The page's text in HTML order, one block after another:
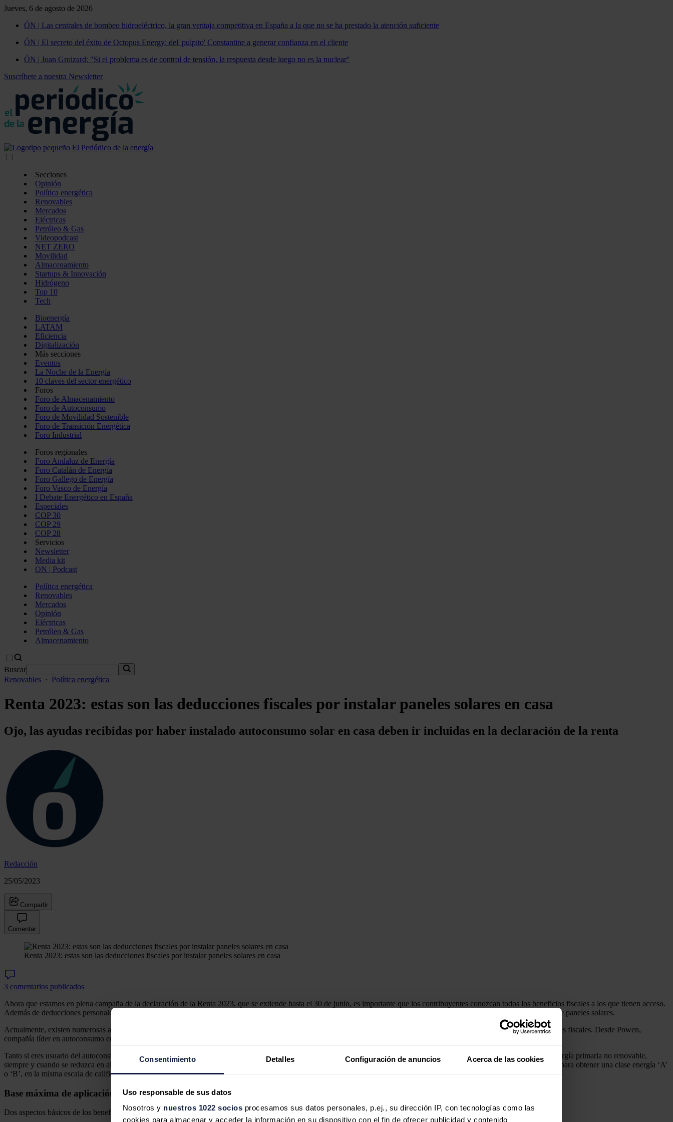
Consentimiento Detalles Configuración de anuncios Acerca de las cookies
Uso responsable de sus datos
Nosotros y nuestros 1022 socios procesamos sus datos personales, p.ej., su dirección IP, con tecnologías como las
cookies para almacenar y acceder la información en su dispositivo con el fin de ofrecer publicidad y contenido
Jueves, 6 de agosto de 2026
ÓN | Las centrales de bombeo hidroeléctrico, la gran ventaja competitiva en España a la que no se ha prestado la atención suficiente
ÓN | El secreto del éxito de Octopus Energy: del 'pulpito' Constantine a generar confianza en el cliente
ÓN | Joan Groizard: "Si el problema es de control de tensión, la respuesta desde luego no es la nuclear"
Suscríbete a nuestra Newsletter
Secciones
Opinión
Política energética
Renovables
Mercados
Eléctricas
Petróleo & Gas
Videopodcast
NET ZERO
Movilidad
Almacenamiento
Startups & Innovación
Hidrógeno
Top 10
Tech
Bioenergía
LATAM
Eficiencia
Digitalización
Más secciones
Eventos
La Noche de la Energía
10 claves del sector energético
Foros
Foro de Almacenamiento
Foro de Autoconsumo
Foro de Movilidad Sostenible
Foro de Transición Energética
Foro Industrial
Foros regionales
Foro Andaluz de Energía
Foro Catalán de Energía
Foro Gallego de Energía
Foro Vasco de Energía
I Debate Energético en España
Especiales
COP 30
COP 29
COP 28
Servicios
Newsletter
Media kit
ON | Podcast
Política energética
Renovables
Mercados
Opinión
Eléctricas
Petróleo & Gas
Almacenamiento
Buscar
Renovables · Política energética
Renta 2023: estas son las deducciones fiscales por instalar paneles solares en casa
Ojo, las ayudas recibidas por haber instalado autoconsumo solar en casa deben ir incluidas en la declaración de la renta
Redacción
25/05/2023
Compartir
Comentar
Renta 2023: estas son las deducciones fiscales por instalar paneles solares en casa
3 comentarios publicados
Ahora que estamos en plena campaña de la declaración de la Renta 2023, que se extiende hasta el 30 de junio, es importante que los contribuyentes conozcan todos los beneficios fiscales a los que tienen acceso.
Además de deducciones personales, por vivienda, por gastos educativos o por inversiones, entre otros, existen beneficios fiscales en la declaración de la renta por la instalación de paneles solares.
Actualmente, existen numerosas ayudas y subvenciones económicas que democratizan el acceso a esta alternativa energética que, por ende, cuenta con una serie de bonificaciones fiscales. Desde Powen,
compañía líder en autoconsumo energético a través de instalaciones solares fotovoltaicas, explican al detalle cómo desgravarte tus paneles solares en la declaración de la Renta.
Tanto si eres usuario del autoconsumo en viviendas, como si aún no has dado el paso, existe la posibilidad de pedir una deducción por obras para la mejora en el consumo de energía primaria no renovable,
siempre y cuando se reduzca en al menos un 30% el indicador de consumo de energía primaria no renovable o se consiga una mejora de la calificación energética de la vivienda para obtener una clase energía ‘A’
o ‘B’, en la misma escala de calificación.
Base máxima de aplicación y porcentaje de desgravación
Dos aspectos básicos de los beneficios en la renta por instalar paneles solares son la base máxima de aplicación y el porcentaje de desgravación en el IRPF.